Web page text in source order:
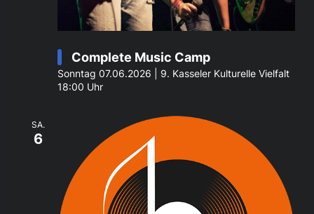
Complete Music Camp
Sonntag 07.06.2026 | 9. Kasseler Kulturelle Vielfalt
18:00 Uhr
SA.
6